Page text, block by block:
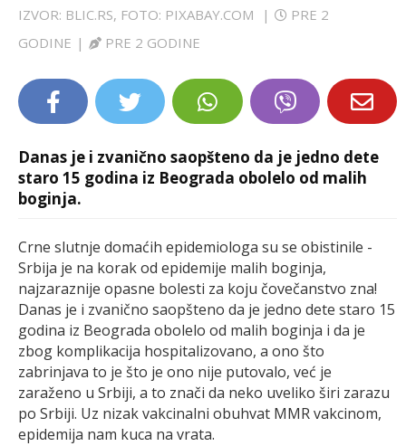
IZVOR: BLIC.RS, FOTO: PIXABAY.COM |
PRE 2
GODINE | PRE 2 GODINE
Danas je i zvanično saopšteno da je jedno dete
staro 15 godina iz Beograda obolelo od malih
boginja.
Crne slutnje domaćih epidemiologa su se obistinile -
Srbija je na korak od epidemije malih boginja,
najzaraznije opasne bolesti za koju čovečanstvo zna!
Danas je i zvanično saopšteno da je jedno dete staro 15
godina iz Beograda obolelo od malih boginja i da je
zbog komplikacija hospitalizovano, a ono što
zabrinjava to je što je ono nije putovalo, već je
zaraženo u Srbiji, a to znači da neko uveliko širi zarazu
po Srbiji. Uz nizak vakcinalni obuhvat MMR vakcinom,
epidemija nam kuca na vrata.